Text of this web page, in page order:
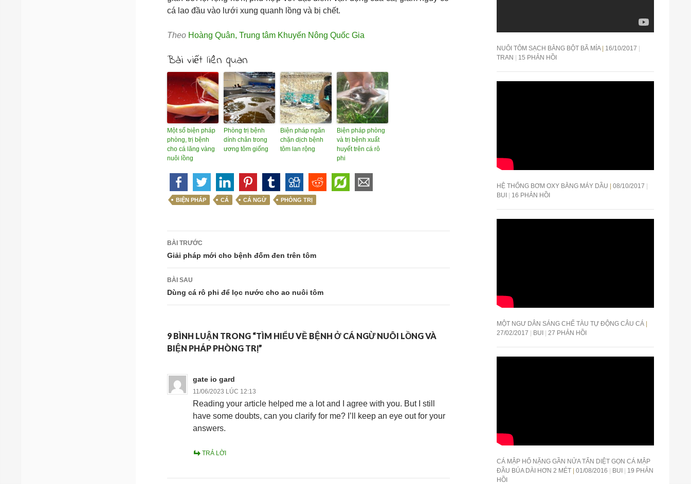
cá lao đầu vào lưới xung quanh lồng và bị chết.
Theo Hoàng Quân, Trung tâm Khuyến Nông Quốc Gia
Bài viết liên quan
Một số biện pháp
phòng, trị bệnh
cho cá lăng vàng
nuôi lồng
Phòng trị bệnh
dính chân trong
ương tôm giống
Biện pháp ngăn
chặn dịch bệnh
tôm lan rộng
Biện pháp phòng
và trị bệnh xuất
huyết trên cá rô
phi
BIỆN PHÁP CÁ CÁ NGỪ PHÒNG TRỊ
Điều
hướng
bài
viết
BÀI TRƯỚC
Giải pháp mới cho bệnh đốm đen trên tôm
BÀI SAU
Dùng cá rô phi để lọc nước cho ao nuôi tôm
9 BÌNH LUẬN TRONG “TÌM HIỂU VỀ BỆNH Ở CÁ NGỪ NUÔI LỒNG VÀ
BIỆN PHÁP PHÒNG TRỊ”
gate io gard
11/06/2023 LÚC 12:13
Reading your article helped me a lot and I agree with you. But I still
have some doubts, can you clarify for me? I’ll keep an eye out for your
answers.
TRẢ LỜI
NUÔI TÔM SẠCH BẰNG BỘT BÃ MÍA
16/10/2017
TRAN
15 PHẢN HỒI
HỆ THỐNG BƠM OXY BẰNG MÁY DẦU
08/10/2017
BUI
16 PHẢN HỒI
MỘT NGƯ DÂN SÁNG CHẾ TÀU TỰ ĐỘNG CÂU CÁ
27/02/2017
BUI 27 PHẢN HỒI
CÁ MẬP HỔ NẶNG GẦN NỬA TẤN DIỆT GỌN CÁ MẬP
ĐẦU BÚA DÀI HƠN 2 MÉT
01/08/2016 BUI
19 PHẢN
HỒI